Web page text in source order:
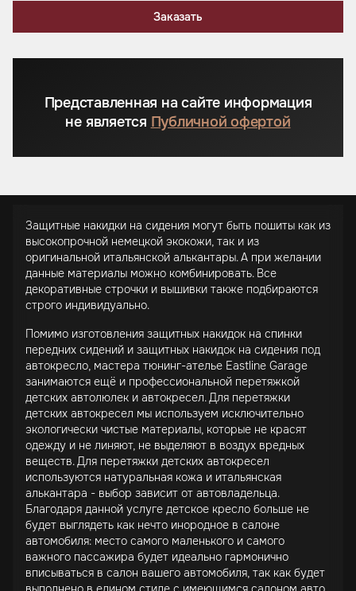
Заказать
Представленная на сайте информация
не является Публичной офертой
Защитные накидки на сидения могут быть пошиты как из
высокопрочной немецкой экокожи, так и из
оригинальной итальянской алькантары. А при желании
данные материалы можно комбинировать. Все
декоративные строчки и вышивки также подбираются
строго индивидуально.
Помимо изготовления защитных накидок на спинки
передних сидений и защитных накидок на сидения под
автокресло, мастера тюнинг-ателье Eastline Garage
занимаются ещё и профессиональной перетяжкой
детских автолюлек и автокресел. Для перетяжки
детских автокресел мы используем исключительно
экологически чистые материалы, которые не красят
одежду и не линяют, не выделяют в воздух вредных
веществ. Для перетяжки детских автокресел
используются натуральная кожа и итальянская
алькантара - выбор зависит от автовладельца.
Благодаря данной услуге детское кресло больше не
будет выглядеть как нечто инородное в салоне
автомобиля: место самого маленького и самого
важного пассажира будет идеально гармонично
вписываться в салон вашего автомобиля, так как будет